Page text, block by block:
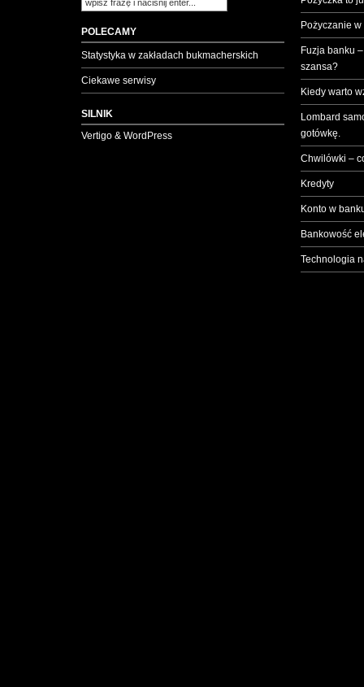
POLECAMY
Statystyka w zakładach bukmacherskich
Ciekawe serwisy
SILNIK
Vertigo & WordPress
Pożyczanie
Fuzja banku
szansa?
Kiedy warto
Lombard
gotówkę.
Chwilówki –
Kredyty
Konto w
Bankowość
Technologia